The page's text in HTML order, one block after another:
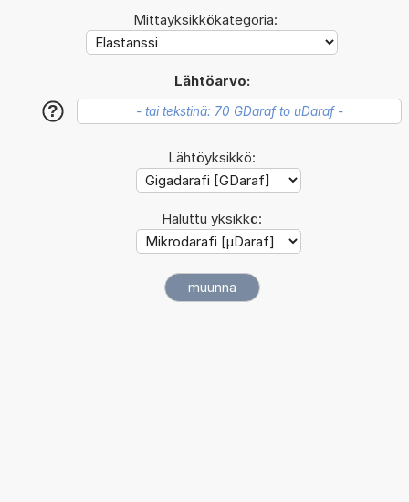
Mittayksikkökategoria:
Lähtöarvo:
?
Lähtöyksikkö:
Haluttu yksikkö: